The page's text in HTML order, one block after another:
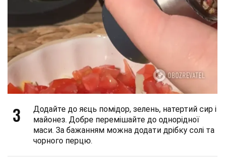
3
Додайте до яєць помідор, зелень, натертий сир і
майонез. Добре перемішайте до однорідної
маси. За бажанням можна додати дрібку солі та
чорного перцю.